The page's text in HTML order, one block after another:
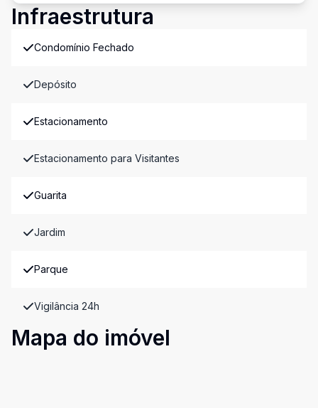
Infraestrutura
Condomínio Fechado
Depósito
Estacionamento
Estacionamento para Visitantes
Guarita
Jardim
Parque
Vigilância 24h
Mapa do imóvel